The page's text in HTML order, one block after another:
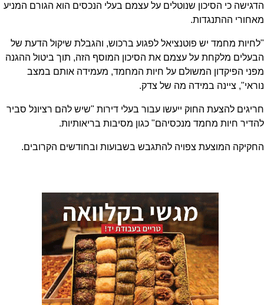
הדגישה כי הסיכון שנוטלים על עצמם בעלי הנכסים הוא הגורם המניע
מאחורי ההתנגדות.
"לחיות מחמד יש פוטנציאל לפגוע ברכוש, והגבלת שיקול הדעת של
הבעלים מלקחת על עצמם את הסיכון המוסף הזה, תוך ביטול ההגנה
מפני הפיקדון המשולם על חיות המחמד, מעמידה אותם במצב
נוראי", ציינה במידה מה של צדק.
חריגים להצעת החוק ייעשו עבור בעלי דירות "שיש להם רציונל סביר
להדיר חיות מחמד מנכסיהם" כגון מסיבות בריאותיות.
החקיקה המוצעת צפויה להתגבש בשבועות ובחודשים הקרובים.